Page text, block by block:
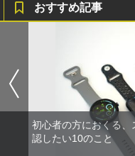
おすすめ記事
初心者の方におくる
認したい10のこと